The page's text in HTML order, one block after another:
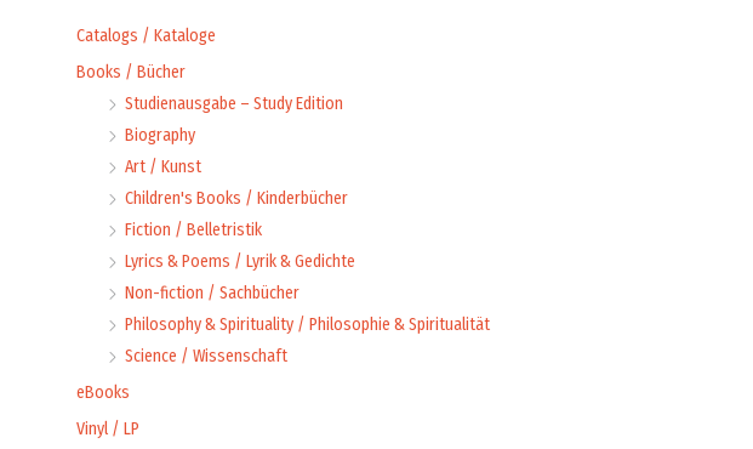
Catalogs / Kataloge
Books / Bücher
Studienausgabe – Study Edition
Biography
Art / Kunst
Children's Books / Kinderbücher
Fiction / Belletristik
Lyrics & Poems / Lyrik & Gedichte
Non-fiction / Sachbücher
Philosophy & Spirituality / Philosophie & Spiritualität
Science / Wissenschaft
eBooks
Vinyl / LP